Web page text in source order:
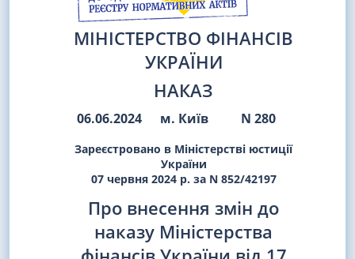
МІНІСТЕРСТВО ФІНАНСІВ
УКРАЇНИ
НАКАЗ
06.06.2024 м. Київ N 280
Зареєстровано в Міністерстві юстиції
України
07 червня 2024 р. за N 852/42197
Про внесення змін до
наказу Міністерства